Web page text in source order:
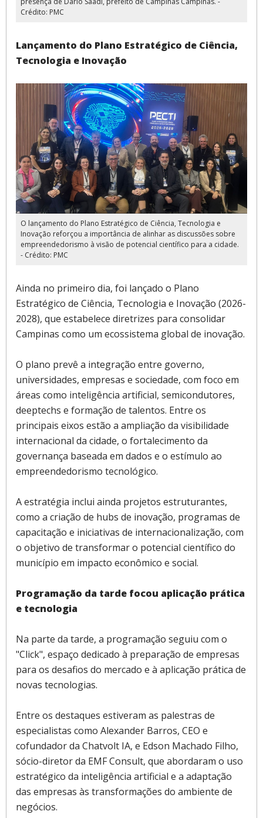
Crédito: PMC
Lançamento do Plano Estratégico de Ciência,
Tecnologia e Inovação
O lançamento do Plano Estratégico de Ciência, Tecnologia e
Inovação reforçou a importância de alinhar as discussões sobre
empreendedorismo à visão de potencial científico para a cidade.
- Crédito: PMC
Ainda no primeiro dia, foi lançado o Plano
Estratégico de Ciência, Tecnologia e Inovação (2026-
2028), que estabelece diretrizes para consolidar
Campinas como um ecossistema global de inovação.
O plano prevê a integração entre governo,
universidades, empresas e sociedade, com foco em
áreas como inteligência artificial, semicondutores,
deeptechs e formação de talentos. Entre os
principais eixos estão a ampliação da visibilidade
internacional da cidade, o fortalecimento da
governança baseada em dados e o estímulo ao
empreendedorismo tecnológico.
A estratégia inclui ainda projetos estruturantes,
como a criação de hubs de inovação, programas de
capacitação e iniciativas de internacionalização, com
o objetivo de transformar o potencial científico do
município em impacto econômico e social.
Programação da tarde focou aplicação prática
e tecnologia
Na parte da tarde, a programação seguiu com o
"Click", espaço dedicado à preparação de empresas
para os desafios do mercado e à aplicação prática de
novas tecnologias.
Entre os destaques estiveram as palestras de
especialistas como Alexander Barros, CEO e
cofundador da Chatvolt IA, e Edson Machado Filho,
sócio-diretor da EMF Consult, que abordaram o uso
estratégico da inteligência artificial e a adaptação
das empresas às transformações do ambiente de
negócios.